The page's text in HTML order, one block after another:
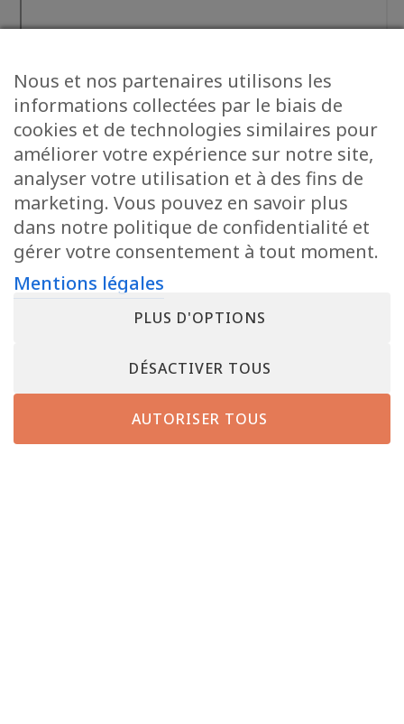
AUTRES ENSEIGNES
Nous et nos partenaires utilisons les
informations collectées par le biais de
cookies et de technologies similaires pour
améliorer votre expérience sur notre site,
analyser votre utilisation et à des fins de
marketing. Vous pouvez en savoir plus
dans notre politique de confidentialité et
gérer votre consentement à tout moment.
Mentions légales
PLUS D'OPTIONS
DÉSACTIVER TOUS
AUTORISER TOUS